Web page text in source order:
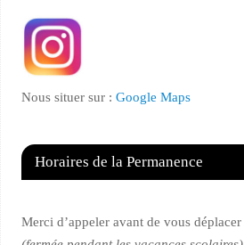
Nous situer sur : Google Maps
Horaires de la Permanence
Merci d’appeler avant de vous déplacer